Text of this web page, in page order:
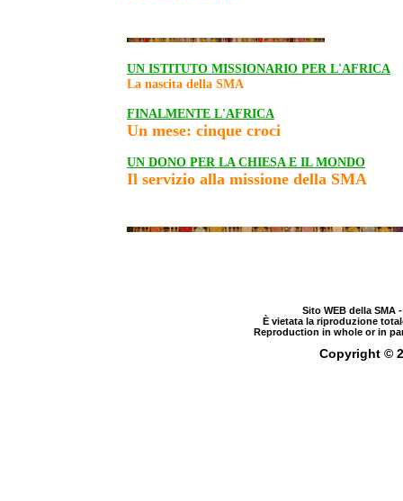
UN ISTITUTO MISSIONARIO PER L'AFRICA
La nascita della SMA
FINALMENTE L'AFRICA
Un mese: cinque croci
UN DONO PER LA CHIESA E IL MONDO
Il servizio alla missione della SMA
Sito WEB della SMA
È vietata la riproduzione
Reproduction in whole or in
Copyright ©